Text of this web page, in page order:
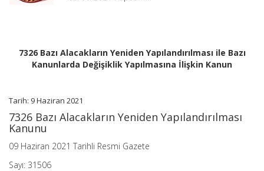
7326 Bazı Alacakların Yeniden Yapılandırılması ile Bazı
Kanunlarda Değişiklik Yapılmasına İlişkin Kanun
Tarih: 9 Haziran 2021
7326 Bazı Alacakların Yeniden Yapılandırılması
Kanunu
09 Haziran 2021 Tarihli Resmi Gazete
Sayı: 31506